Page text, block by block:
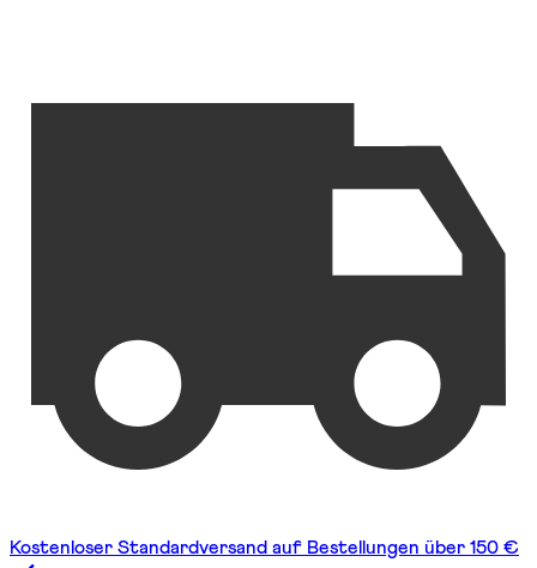
Kostenloser Standardversand auf Bestellungen über 150 €